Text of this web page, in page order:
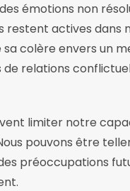
émotions non
restent actives dans
sa colère envers un
relations
limiter notre
pouvons être
préoccupations